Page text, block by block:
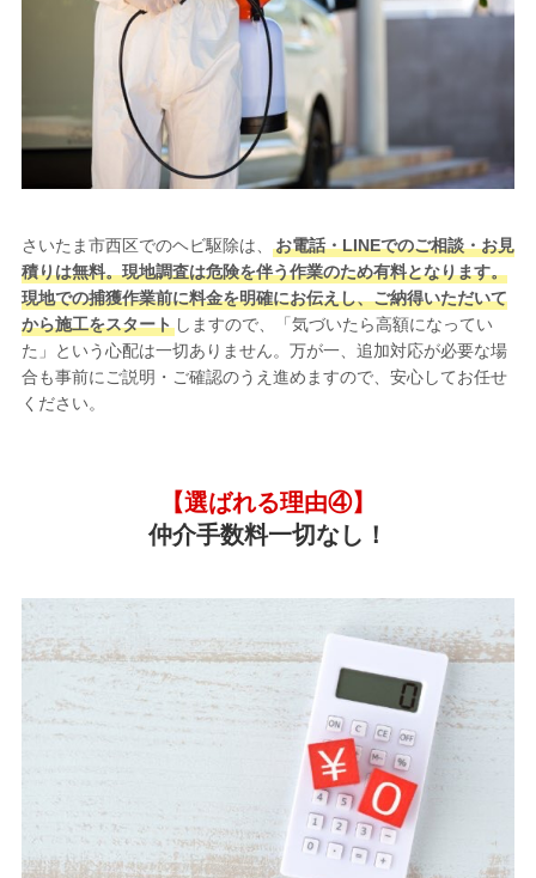
さいたま市西区でのヘビ駆除は、
お電話・LINEでのご相談・お見
積りは無料。現地調査は危険を伴う作業のため有料となります。
現地での捕獲作業前に料金を明確にお伝えし、ご納得いただいて
から施工をスタートしますので、「気づいたら高額になってい
た」という心配は一切ありません。万が一、追加対応が必要な場
合も事前にご説明・ご確認のうえ進めますので、安心してお任せ
ください。
【選ばれる理由④】
仲介手数料一切なし！